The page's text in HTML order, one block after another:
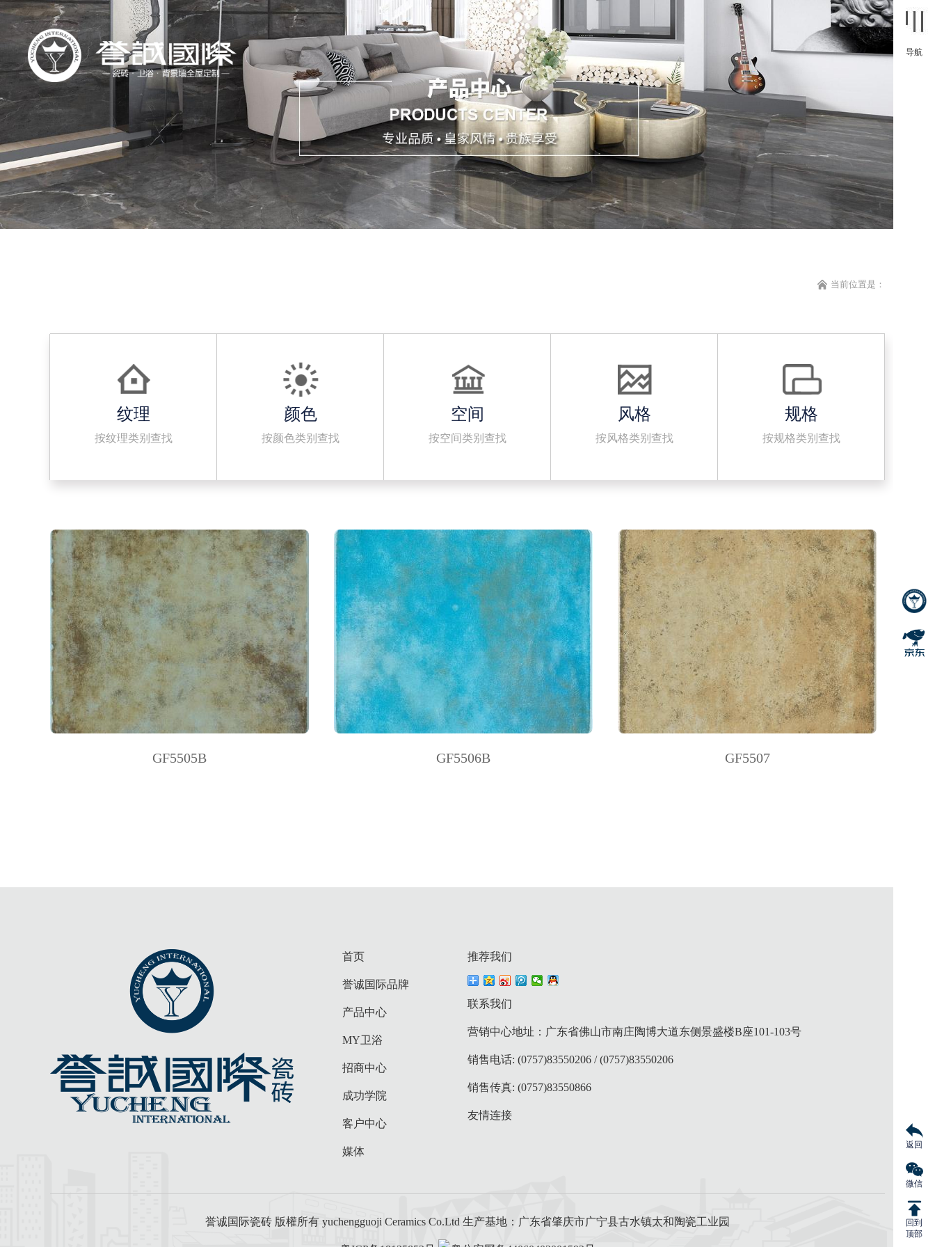
导航
返回
微信
回到
顶部
当前位置是：
纹理
按纹理类别查找
颜色
按颜色类别查找
空间
按空间类别查找
风格
按风格类别查找
规格
按规格类别查找
· 500x500mm
· 78x78mm
· 123x123mm
· 123x500mm
GF5505B
· 500x500mm
· 78x78mm
· 123x123mm
· 123x500mm
GF5506B
· 500x500mm
· 78x78mm
· 123x123mm
· 123x500mm
GF5507
首页
誉诚国际品牌
产品中心
MY卫浴
招商中心
成功学院
客户中心
媒体
推荐我们
联系我们
营销中心地址：广东省佛山市南庄陶博大道东侧景盛楼B座101-103号
销售电话: (0757)83550206 / (0757)83550206
销售传真: (0757)83550866
友情连接
誉诚国际瓷砖 版權所有 yuchengguoji Ceramics Co.Ltd 生产基地：广东省肇庆市广宁县古水镇太和陶瓷工业园